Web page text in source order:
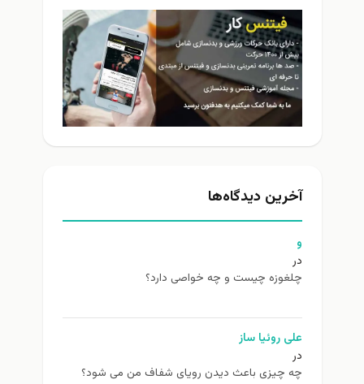
آخرین دیدگاه‌ها
و
در
چلغوزه چیست و چه خواصی دارد؟
علی روئیا ساز
در
چه چیزی باعث دیدن رویای شفاف من می شود؟